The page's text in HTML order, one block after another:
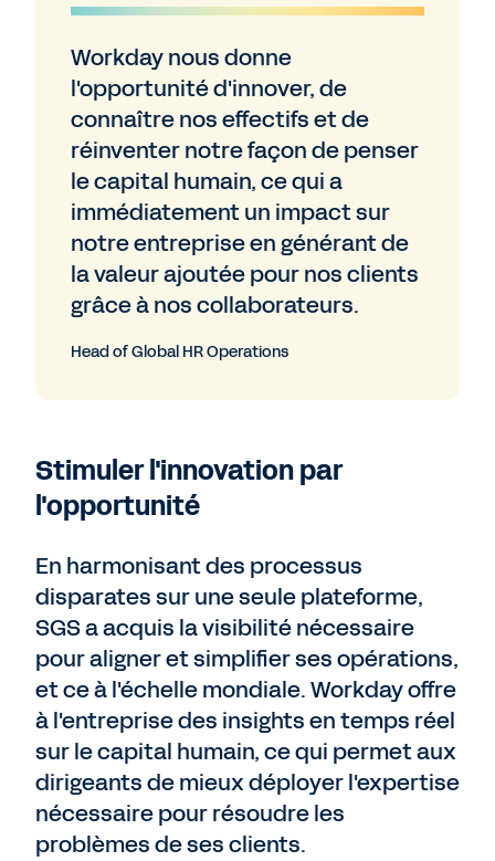
Workday nous donne
l'opportunité d'innover, de
connaître nos effectifs et de
réinventer notre façon de penser
le capital humain, ce qui a
immédiatement un impact sur
notre entreprise en générant de
la valeur ajoutée pour nos clients
grâce à nos collaborateurs.
Head of Global HR Operations
Stimuler l'innovation par
l'opportunité
En harmonisant des processus
disparates sur une seule plateforme,
SGS a acquis la visibilité nécessaire
pour aligner et simplifier ses opérations,
et ce à l'échelle mondiale. Workday offre
à l'entreprise des insights en temps réel
sur le capital humain, ce qui permet aux
dirigeants de mieux déployer l'expertise
nécessaire pour résoudre les
problèmes de ses clients.